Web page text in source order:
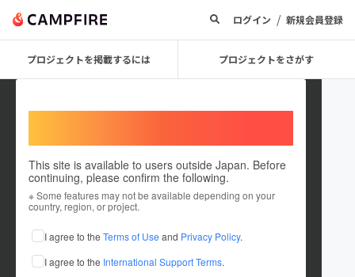
ログイン / 新規会員登録
プロジェクトを掲載するには プロジェクトをさがす
This site is available to users outside Japan. Before
continuing, please confirm the following.
※ Some features may not be available depending on your
country, region, or project.
I agree to the Terms of Use and Privacy Policy.
I agree to the International Support Terms.
META_asakusa
これまでに1件のプロジェクトを投稿しています
在住国：日本 現在地：東京都